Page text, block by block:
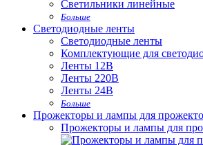
Светильники линейные
Больше
Светодиодные ленты
Светодиодные ленты
Комплектующие для
Ленты 12В
Ленты 220В
Ленты 24В
Больше
Прожекторы и лампы для
Прожекторы и лампы для